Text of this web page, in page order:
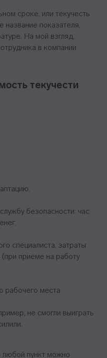
сроке, или текучесть
показателя,
На мой взгляд,
в компании
текучести
безопасности: час
специалиста, затраты
приеме на работу
рабочего места.
не смогли выиграть
любой пункт можно